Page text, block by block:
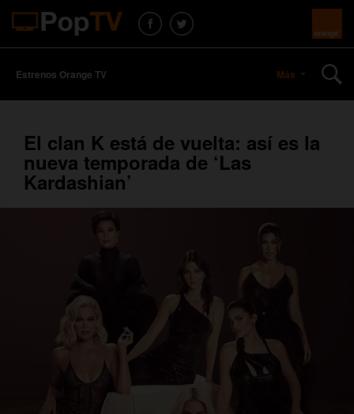
Estrenos Orange TV Más
El clan K está de vuelta: así es la
nueva temporada de ‘Las
Kardashian’